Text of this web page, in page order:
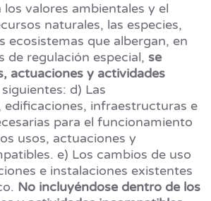
valores ambientales y el
naturales, las especies,
ecosistemas que albergan, en
de regulación especial, se
actuaciones y actividades
siguientes: d) Las
edificaciones, infraestructuras e
para el funcionamiento
usos, actuaciones y
e) Los cambios de uso
e instalaciones existentes
No incluyéndose dentro de los